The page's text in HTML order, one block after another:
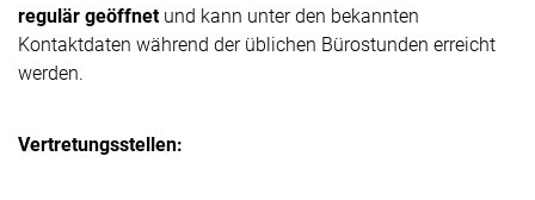
regulär geöffnetund kann unter den bekannten
Kontaktdaten während der üblichen Bürostunden erreicht
werden.
Vertretungsstellen: